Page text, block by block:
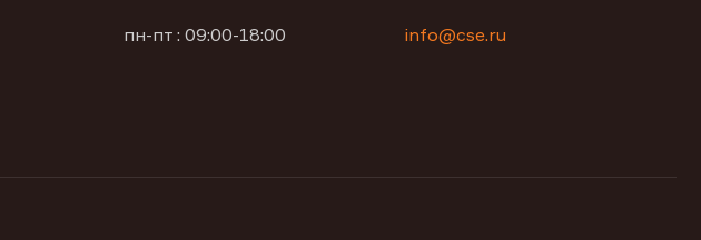
пн-пт : 09:00-18:00 info@cse.ru